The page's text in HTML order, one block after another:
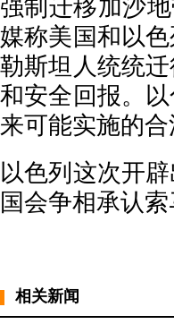
强制迁移加沙
媒称美国和以
勒斯坦人统统
和安全回报。
来可能实施的
以色列这次开
国会争相承认索
相关新闻